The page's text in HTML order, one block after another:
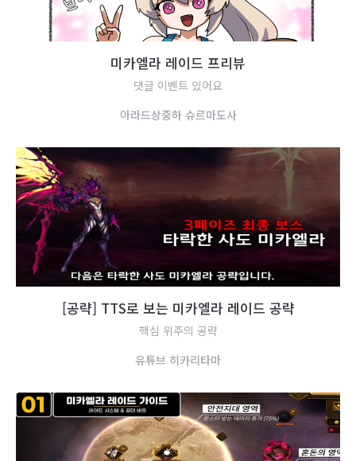
미카엘라 레이드 프리뷰
댓글 이벤트 있어요
아라드상중하 슈르마도사
[공략] TTS로 보는 미카엘라 레이드 공략
핵심 위주의 공략
유튜브 히카리타마